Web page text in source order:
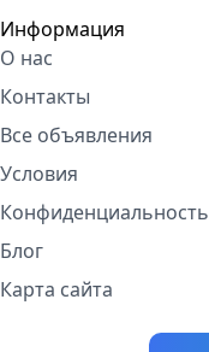
Информация
О нас
Контакты
Все объявления
Условия
Конфиденциальность
Блог
Карта сайта